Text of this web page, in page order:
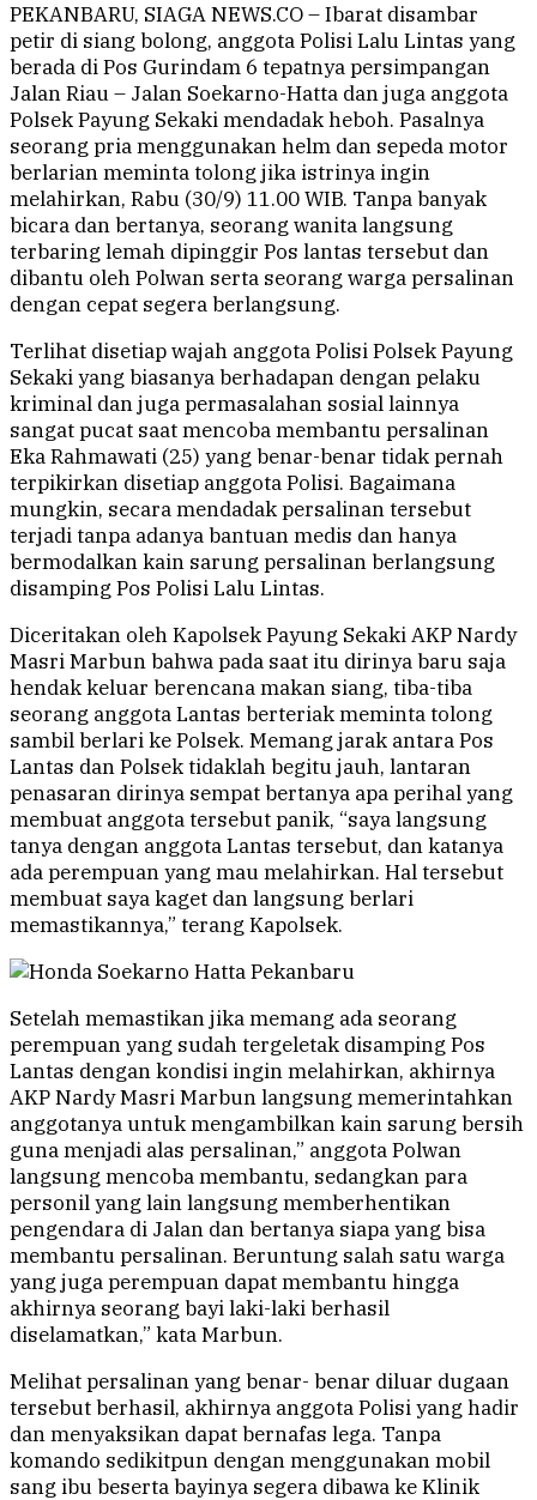
PEKANBARU, SIAGA NEWS.CO – Ibarat disambar
petir di siang bolong, anggota Polisi Lalu Lintas yang
berada di Pos Gurindam 6 tepatnya persimpangan
Jalan Riau – Jalan Soekarno-Hatta dan juga anggota
Polsek Payung Sekaki mendadak heboh. Pasalnya
seorang pria menggunakan helm dan sepeda motor
berlarian meminta tolong jika istrinya ingin
melahirkan, Rabu (30/9) 11.00 WIB. Tanpa banyak
bicara dan bertanya, seorang wanita langsung
terbaring lemah dipinggir Pos lantas tersebut dan
dibantu oleh Polwan serta seorang warga persalinan
dengan cepat segera berlangsung.
Terlihat disetiap wajah anggota Polisi Polsek Payung
Sekaki yang biasanya berhadapan dengan pelaku
kriminal dan juga permasalahan sosial lainnya
sangat pucat saat mencoba membantu persalinan
Eka Rahmawati (25) yang benar-benar tidak pernah
terpikirkan disetiap anggota Polisi. Bagaimana
mungkin, secara mendadak persalinan tersebut
terjadi tanpa adanya bantuan medis dan hanya
bermodalkan kain sarung persalinan berlangsung
disamping Pos Polisi Lalu Lintas.
Diceritakan oleh Kapolsek Payung Sekaki AKP Nardy
Masri Marbun bahwa pada saat itu dirinya baru saja
hendak keluar berencana makan siang, tiba-tiba
seorang anggota Lantas berteriak meminta tolong
sambil berlari ke Polsek. Memang jarak antara Pos
Lantas dan Polsek tidaklah begitu jauh, lantaran
penasaran dirinya sempat bertanya apa perihal yang
membuat anggota tersebut panik, “saya langsung
tanya dengan anggota Lantas tersebut, dan katanya
ada perempuan yang mau melahirkan. Hal tersebut
membuat saya kaget dan langsung berlari
memastikannya,” terang Kapolsek.
Setelah memastikan jika memang ada seorang
perempuan yang sudah tergeletak disamping Pos
Lantas dengan kondisi ingin melahirkan, akhirnya
AKP Nardy Masri Marbun langsung memerintahkan
anggotanya untuk mengambilkan kain sarung bersih
guna menjadi alas persalinan,” anggota Polwan
langsung mencoba membantu, sedangkan para
personil yang lain langsung memberhentikan
pengendara di Jalan dan bertanya siapa yang bisa
membantu persalinan. Beruntung salah satu warga
yang juga perempuan dapat membantu hingga
akhirnya seorang bayi laki-laki berhasil
diselamatkan,” kata Marbun.
Melihat persalinan yang benar- benar diluar dugaan
tersebut berhasil, akhirnya anggota Polisi yang hadir
dan menyaksikan dapat bernafas lega. Tanpa
komando sedikitpun dengan menggunakan mobil
sang ibu beserta bayinya segera dibawa ke Klinik